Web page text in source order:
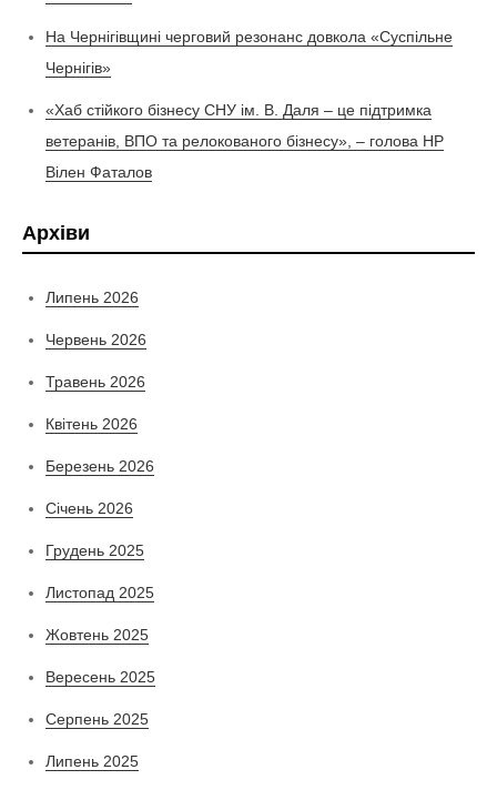
На Чернігівщині черговий резонанс довкола «Суспільне
Чернігів»
«Хаб стійкого бізнесу СНУ ім. В. Даля – це підтримка
ветеранів, ВПО та релокованого бізнесу», – голова НР
Вілен Фаталов
Архіви
Липень 2026
Червень 2026
Травень 2026
Квітень 2026
Березень 2026
Січень 2026
Грудень 2025
Листопад 2025
Жовтень 2025
Вересень 2025
Серпень 2025
Липень 2025